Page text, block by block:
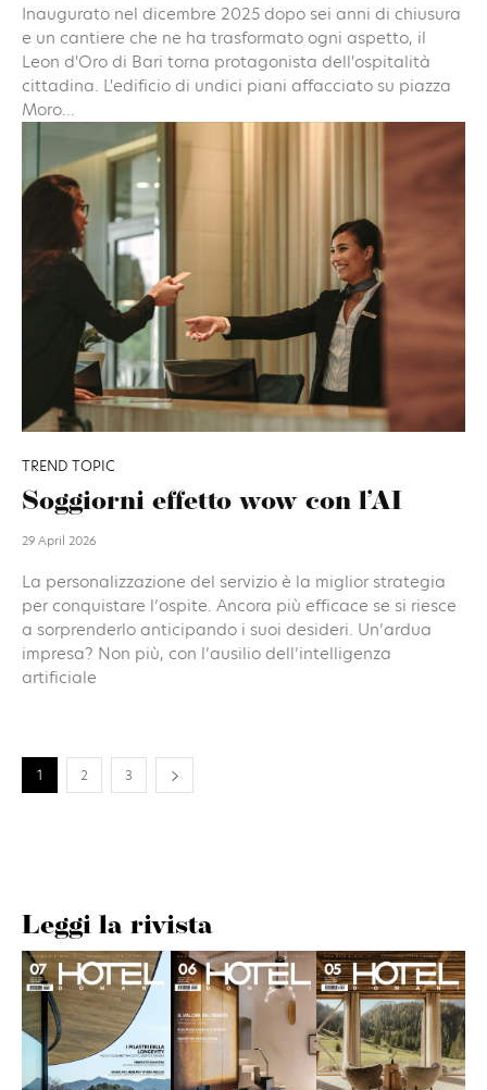
Inaugurato nel dicembre 2025 dopo sei anni di chiusura
e un cantiere che ne ha trasformato ogni aspetto, il
Leon d'Oro di Bari torna protagonista dell'ospitalità
cittadina. L'edificio di undici piani affacciato su piazza
Moro...
TREND TOPIC
Soggiorni effetto wow con l’AI
29 April 2026
La personalizzazione del servizio è la miglior strategia
per conquistare l’ospite. Ancora più efficace se si riesce
a sorprenderlo anticipando i suoi desideri. Un’ardua
impresa? Non più, con l’ausilio dell’intelligenza
artificiale
1 2 3
Leggi la rivista